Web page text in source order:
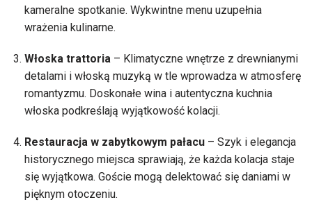
kameralne spotkanie. Wykwintne menu uzupełnia
wrażenia kulinarne.
Włoska trattoria – Klimatyczne wnętrze z drewnianymi
detalami i włoską muzyką w tle wprowadza w atmosferę
romantyzmu. Doskonałe wina i autentyczna kuchnia
włoska podkreślają wyjątkowość kolacji.
Restauracja w zabytkowym pałacu – Szyk i elegancja
historycznego miejsca sprawiają, że każda kolacja staje
się wyjątkowa. Goście mogą delektować się daniami w
pięknym otoczeniu.